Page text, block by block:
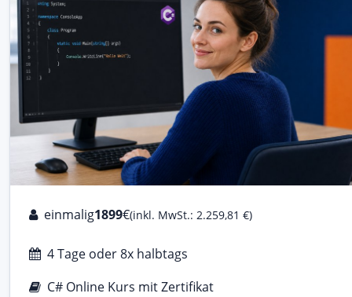
einmalig1899€(inkl. MwSt.: 2.259,81 €)
4 Tage oder 8x halbtags
C# Online Kurs mit Zertifikat